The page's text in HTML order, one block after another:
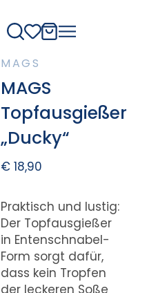
MAGS
MAGS
Topfausgießer
„Ducky“
€18,90
Praktisch und lustig:
Der Topfausgießer
in Entenschnabel-
Form sorgt dafür,
dass kein Tropfen
der leckeren Soße